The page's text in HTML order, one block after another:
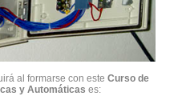
al formarse con este Curso de
y Automáticas es: